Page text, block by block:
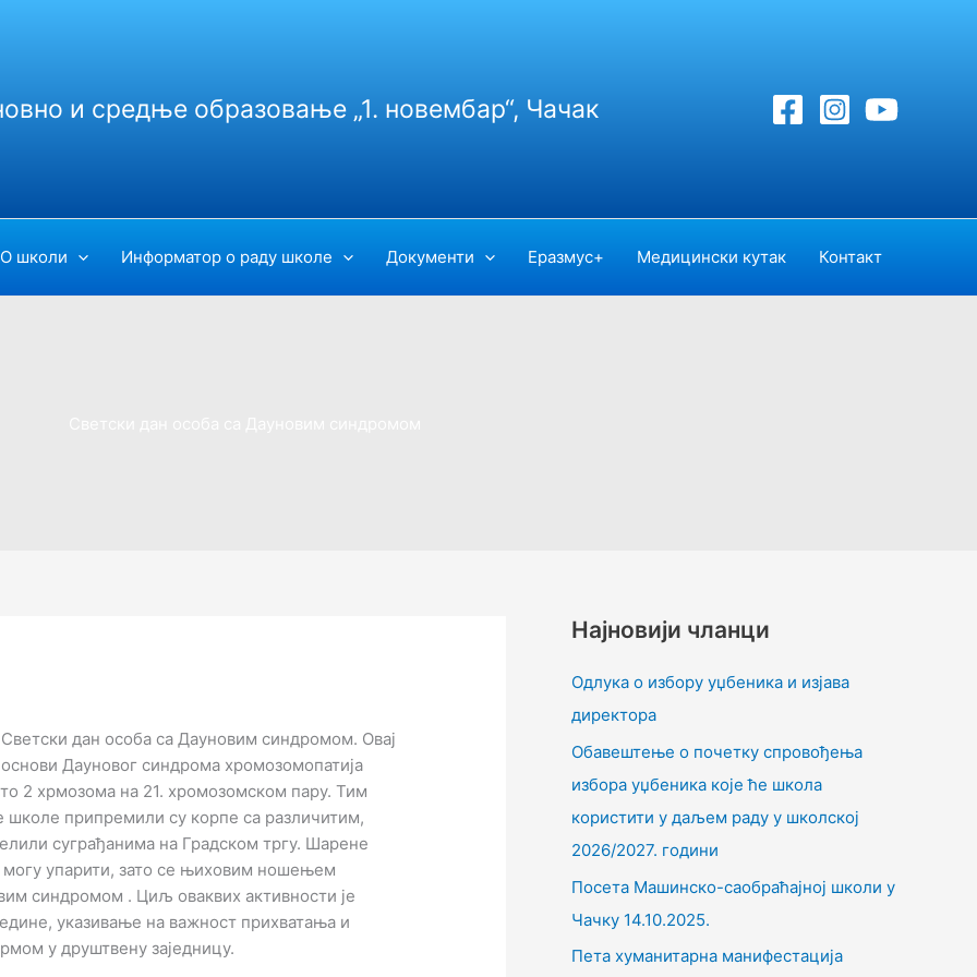
и средње образовање „1. новембар“, Чачак
О школи Информатор о раду школе Документи Еразмус+ Медицински кутак Контакт
дан особа са Дауновим синдромом. Овај
Дауновог синдрома хромозомопатија
2 хрмозома на 21. хромозомском пару. Тим
припремили су корпе са различитим,
суграђанима на Градском тргу. Шарене
могу упарити, зато се њиховим ношењем
синдромом . Циљ оваквих активности је
указивање на важност прихватања и
у друштвену заједницу.
Најновији чланци
Одлука о избору уџбеника и изјава
директора
Обавештење о почетку спровођења
избора уџбеника које ће школа
користити у даљем раду у школској
2026/2027. години
Посета Машинско-саобраћајној школи у
Чачку 14.10.2025.
Пета хуманитарна манифестација